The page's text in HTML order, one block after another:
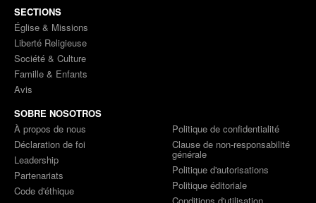
SECTIONS
Église & Missions
Liberté Religieuse
Société & Culture
Famille & Enfants
Avis
SOBRE NOSOTROS
À propos de nous
Déclaration de foi
Leadership
Partenariats
Code d'éthique
Politique de confidentialité
Clause de non-responsabilité
générale
Politique d'autorisations
Politique éditoriale
Conditions d'utilisation